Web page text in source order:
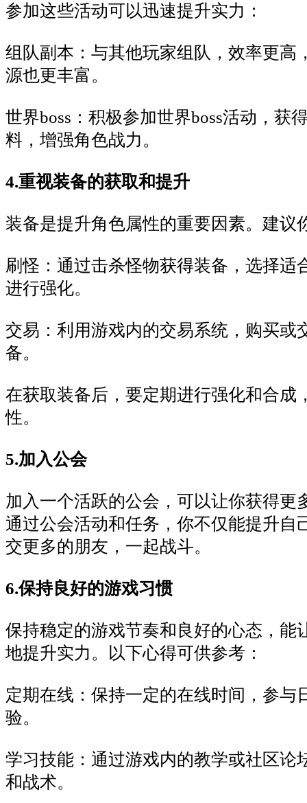
参加这些活动可以迅速提升实力：
组队副本：与其他玩家组队，效率更高
源也更丰富。
世界boss：积极参加世界boss活动，获
料，增强角色战力。
4.重视装备的获取和提升
装备是提升角色属性的重要因素。建议
刷怪：通过击杀怪物获得装备，选择适
进行强化。
交易：利用游戏内的交易系统，购买或
备。
在获取装备后，要定期进行强化和合成
性。
5.加入公会
加入一个活跃的公会，可以让你获得更
通过公会活动和任务，你不仅能提升自
交更多的朋友，一起战斗。
6.保持良好的游戏习惯
保持稳定的游戏节奏和良好的心态，能
地提升实力。以下心得可供参考：
定期在线：保持一定的在线时间，参与
验。
学习技能：通过游戏内的教学或社区论
和战术。